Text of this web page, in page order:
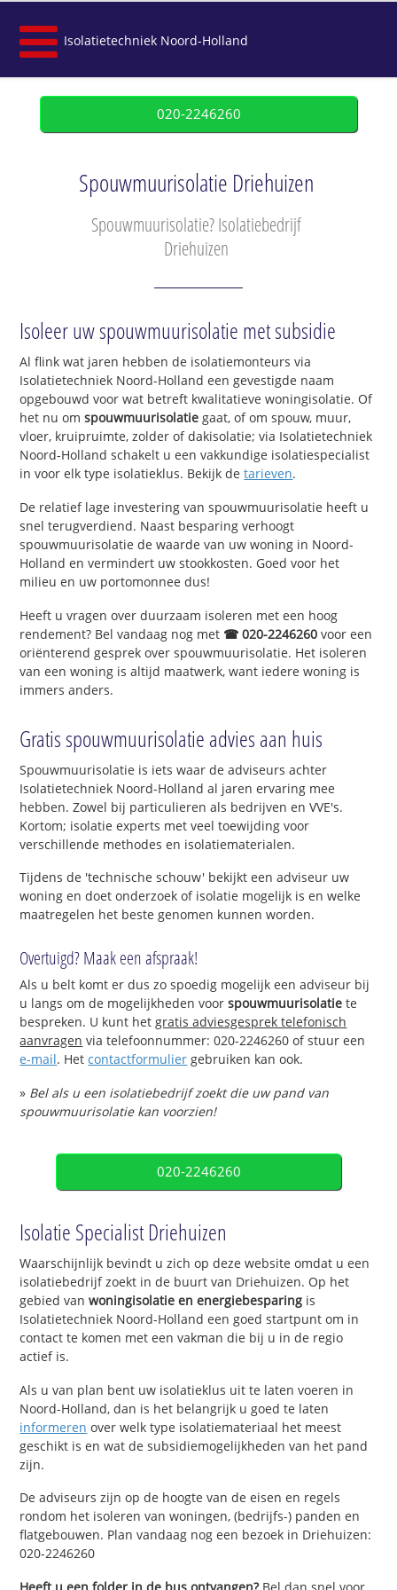
Isolatietechniek Noord-Holland
020-2246260
Spouwmuurisolatie Driehuizen
Spouwmuurisolatie? Isolatiebedrijf
Driehuizen
Isoleer uw spouwmuurisolatie met subsidie
Al flink wat jaren hebben de isolatiemonteurs via
Isolatietechniek Noord-Holland een gevestigde naam
opgebouwd voor wat betreft kwalitatieve woningisolatie. Of
het nu omspouwmuurisolatie gaat, of om spouw, muur,
vloer, kruipruimte, zolder of dakisolatie; via Isolatietechniek
Noord-Holland schakelt u een vakkundige isolatiespecialist
in voor elk type isolatieklus. Bekijk detarieven.
De relatief lage investering van spouwmuurisolatie heeft u
snel terugverdiend. Naast besparing verhoogt
spouwmuurisolatie de waarde van uw woning in Noord-
Holland en vermindert uw stookkosten. Goed voor het
milieu en uw portomonnee dus!
Heeft u vragen over duurzaam isoleren met een hoog
rendement? Bel vandaag nog met ☎ 020-2246260 voor een
oriënterend gesprek over spouwmuurisolatie. Het isoleren
van een woning is altijd maatwerk, want iedere woning is
immers anders.
Gratis spouwmuurisolatie advies aan huis
Spouwmuurisolatie is iets waar de adviseurs achter
Isolatietechniek Noord-Holland al jaren ervaring mee
hebben. Zowel bij particulieren als bedrijven en VVE's.
Kortom; isolatie experts met veel toewijding voor
verschillende methodes en isolatiematerialen.
Tijdens de 'technische schouw' bekijkt een adviseur uw
woning en doet onderzoek of isolatie mogelijk is en welke
maatregelen het beste genomen kunnen worden.
Overtuigd? Maak een afspraak!
Als u belt komt er dus zo spoedig mogelijk een adviseur bij
u langs om de mogelijkheden voorspouwmuurisolatie te
bespreken. U kunt hetgratis adviesgesprek telefonisch
aanvragen via telefoonnummer: 020-2246260 of stuur een
e-mail. Hetcontactformulier gebruiken kan ook.
» Bel als u een isolatiebedrijf zoekt die uw pand van
spouwmuurisolatie kan voorzien!
020-2246260
Isolatie Specialist Driehuizen
Waarschijnlijk bevindt u zich op deze website omdat u een
isolatiebedrijf zoekt in de buurt van Driehuizen. Op het
gebied vanwoningisolatie en energiebesparing is
Isolatietechniek Noord-Holland een goed startpunt om in
contact te komen met een vakman die bij u in de regio
actief is.
Als u van plan bent uw isolatieklus uit te laten voeren in
Noord-Holland, dan is het belangrijk u goed te laten
informeren over welk type isolatiemateriaal het meest
geschikt is en wat de subsidiemogelijkheden van het pand
zijn.
De adviseurs zijn op de hoogte van de eisen en regels
rondom het isoleren van woningen, (bedrijfs-) panden en
flatgebouwen. Plan vandaag nog een bezoek in Driehuizen:
020-2246260